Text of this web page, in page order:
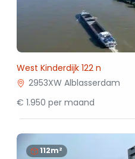
West Kinderdijk 122 n
2953XW Alblasserdam
€ 1.950 per maand
112m²